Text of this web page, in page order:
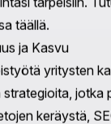
alueita,
kasvaa,